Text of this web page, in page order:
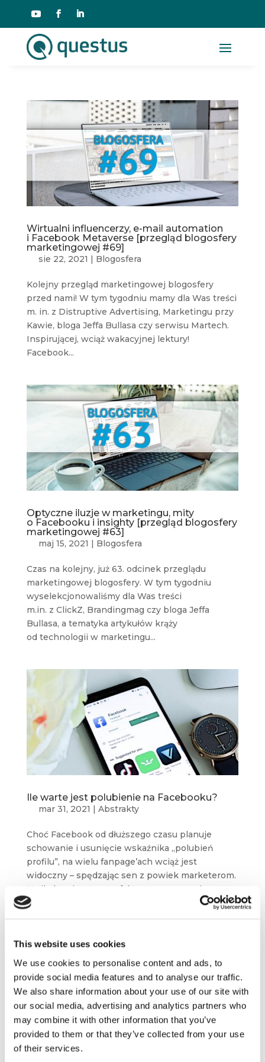
This website uses cookies
We use cookies to personalise content and ads, to
provide social media features and to analyse our traffic.
We also share information about your use of our site with
our social media, advertising and analytics partners who
may combine it with other information that you’ve
provided to them or that they’ve collected from your use
of their services.
Wirtualni influencerzy, e-mail automation
i Facebook Metaverse [przegląd blogosfery
marketingowej #69]
sie 22, 2021 | Blogosfera
Kolejny przegląd marketingowej blogosfery
przed nami! W tym tygodniu mamy dla Was treści
m. in. z Distruptive Advertising, Marketingu przy
Kawie, bloga Jeffa Bullasa czy serwisu Martech.
Inspirującej, wciąż wakacyjnej lektury!
Facebook...
Optyczne iluzje w marketingu, mity
o Facebooku i insighty [przegląd blogosfery
marketingowej #63]
maj 15, 2021 | Blogosfera
Czas na kolejny, już 63. odcinek przeglądu
marketingowej blogosfery. W tym tygodniu
wyselekcjonowaliśmy dla Was treści
m.in. z ClickZ, Brandingmag czy bloga Jeffa
Bullasa, a tematyka artykułów krąży
od technologii w marketingu...
Ile warte jest polubienie na Facebooku?
mar 31, 2021 Abstrakty
Choć Facebook od dłuższego czasu planuje
schowanie i usunięcie wskaźnika „polubień
profilu”, na wielu fanpage’ach wciąż jest
widoczny – spędzając sen z powiek marketerom.
Na ile bowiem ma on faktyczne znaczenie
i wpływa...